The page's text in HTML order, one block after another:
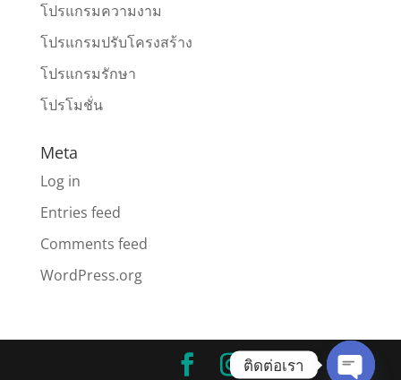
โปรแกรมความงาม
โปรแกรมปรับโครงสร้าง
โปรแกรมรักษา
โปรโมชั่น
Meta
Log in
Entries feed
Comments feed
WordPress.org
ติดต่อเรา